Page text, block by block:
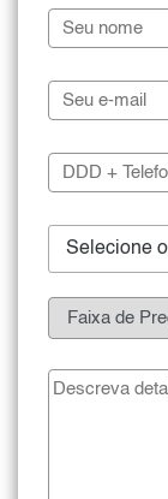
Selecione